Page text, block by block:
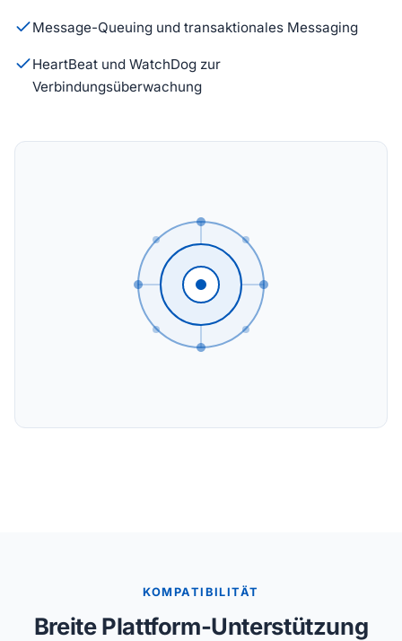
Message-Queuing und transaktionales Messaging
HeartBeat und WatchDog zur
Verbindungsüberwachung
KOMPATIBILITÄT
Breite Plattform-Unterstützung